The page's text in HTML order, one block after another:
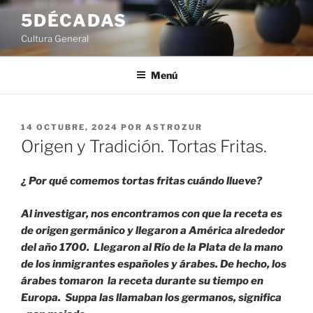
Saltar
contenido
5DÉCADAS
Cultura General
Menú
PUBLICADO
EL
14 OCTUBRE, 2024 POR ASTROZUR
Origen y Tradición. Tortas Fritas.
¿ Por qué comemos tortas fritas cuándo llueve?
Al investigar, nos encontramos con que la receta es
de origen germánico y llegaron a América alrededor
del año 1700. Llegaron al Río de la Plata de la mano
de los inmigrantes españoles y árabes. De hecho, los
árabes tomaron la receta durante su tiempo en
Europa. Suppa las llamaban los germanos, significa